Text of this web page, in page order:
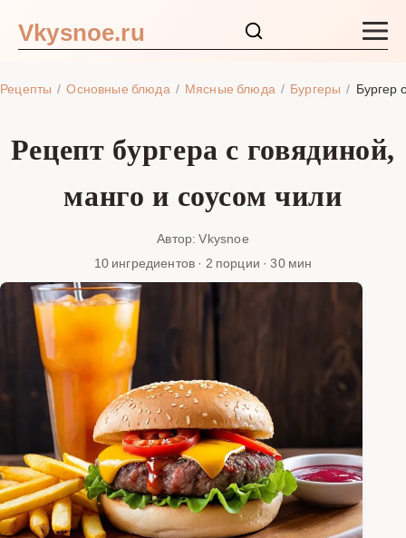
Vkysnoe.ru
Рецепты Основные блюда Мясные блюда Бургеры Бургер
Рецепт бургера с говядиной,
манго и соусом чили
Автор: Vkysnoe
10 ингредиентов · 2 порции · 30 мин